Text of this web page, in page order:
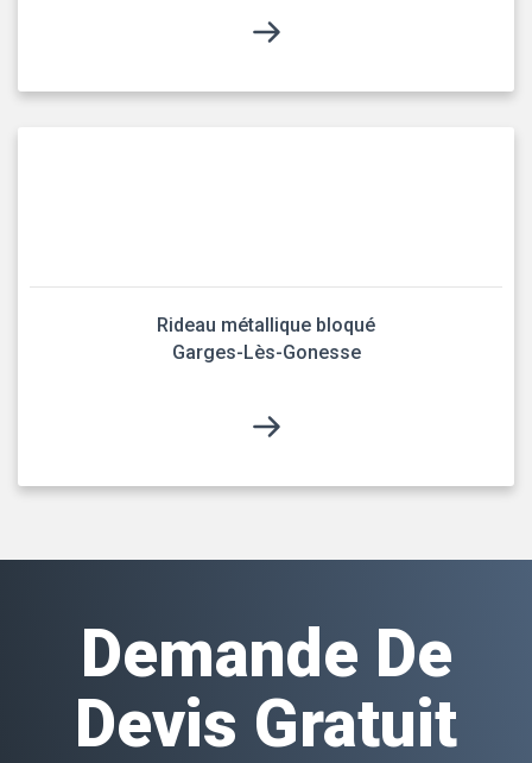
Rideau métallique bloqué
Garges-Lès-Gonesse
Demande De
Devis Gratuit